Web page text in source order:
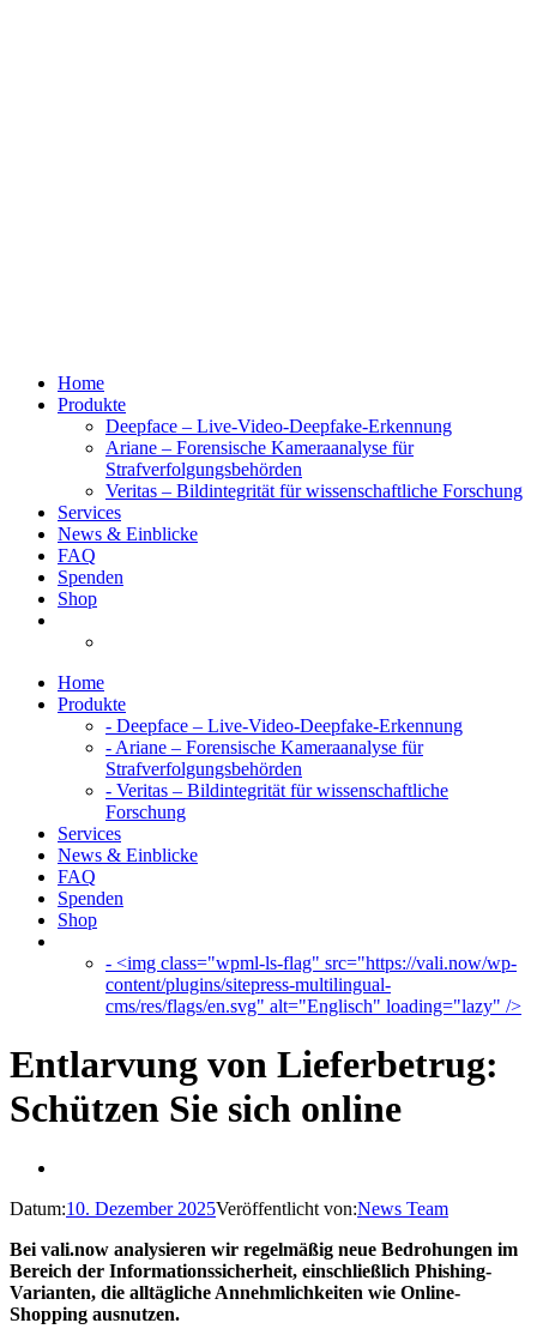
Home
Produkte
Deepface – Live-Video-Deepfake-Erkennung
Ariane – Forensische Kameraanalyse für
Strafverfolgungsbehörden
Veritas – Bildintegrität für wissenschaftliche Forschung
Services
News & Einblicke
FAQ
Spenden
Shop
Home
Produkte
- Deepface – Live-Video-Deepfake-Erkennung
- Ariane – Forensische Kameraanalyse für
Strafverfolgungsbehörden
- Veritas – Bildintegrität für wissenschaftliche
Forschung
Services
News & Einblicke
FAQ
Spenden
Shop
- <img class="wpml-ls-flag" src="https://vali.now/wp-
content/plugins/sitepress-multilingual-
cms/res/flags/en.svg" alt="Englisch" loading="lazy" />
Entlarvung von Lieferbetrug:
Schützen Sie sich online
Datum:10. Dezember 2025Veröffentlicht von:News Team
Bei vali.now analysieren wir regelmäßig neue Bedrohungen im
Bereich der Informationssicherheit, einschließlich Phishing-
Varianten, die alltägliche Annehmlichkeiten wie Online-
Shopping ausnutzen.